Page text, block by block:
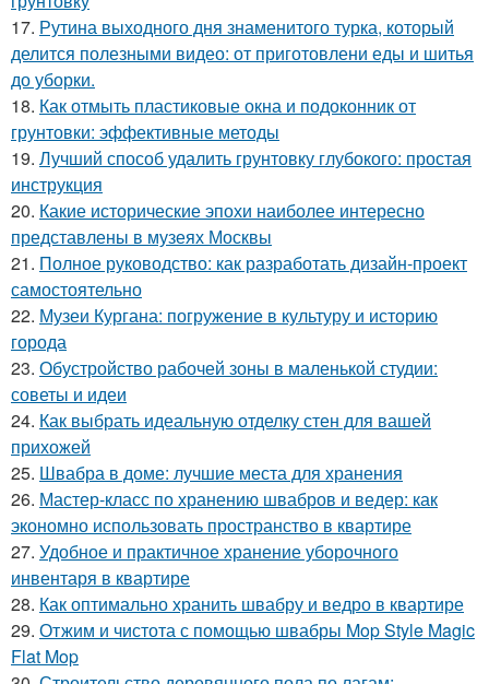
17. Рутина выходного дня знаменитого турка, который
делится полезными видео: от приготовлени еды и шитья
до уборки.
18. Как отмыть пластиковые окна и подоконник от
грунтовки: эффективные методы
19. Лучший способ удалить грунтовку глубокого: простая
инструкция
20. Какие исторические эпохи наиболее интересно
представлены в музеях Москвы
21. Полное руководство: как разработать дизайн-проект
самостоятельно
22. Музеи Кургана: погружение в культуру и историю
города
23. Обустройство рабочей зоны в маленькой студии:
советы и идеи
24. Как выбрать идеальную отделку стен для вашей
прихожей
25. Швабра в доме: лучшие места для хранения
26. Мастер-класс по хранению швабров и ведер: как
экономно использовать пространство в квартире
27. Удобное и практичное хранение уборочного
инвентаря в квартире
28. Как оптимально хранить швабру и ведро в квартире
29. Отжим и чистота с помощью швабры Mop Style Magic
Flat Mop